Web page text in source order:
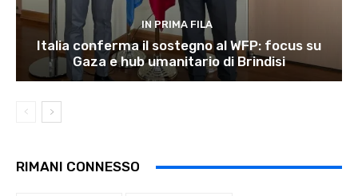
IN PRIMA FILA
Italia conferma il sostegno al WFP: focus su
Gaza e hub umanitario di Brindisi
RIMANI CONNESSO